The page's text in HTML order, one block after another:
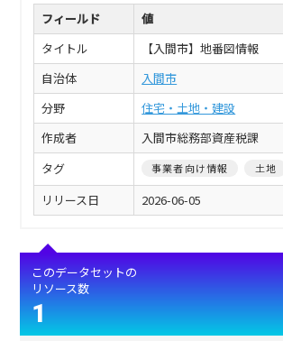
フィールド
値
タイトル
【入間市】地番図情報
自治体
入間市
分野
住宅・土地・建設
作成者
入間市総務部資産税課
タグ
事業者向け情報 土地
リリース日 2026-06-05
このデータセットの
リソース数
1